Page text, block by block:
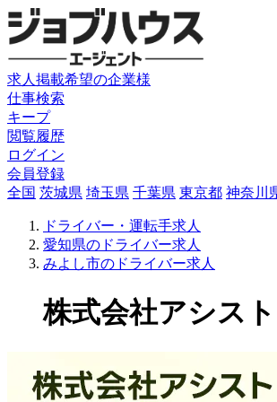
求人掲載希望の企業様
仕事検索
キープ
閲覧履歴
ログイン
会員登録
全国 茨城県 埼玉県 千葉県 東京都 神奈川
ドライバー・運転手求人
愛知県のドライバー求人
みよし市のドライバー求人
株式会社アシス